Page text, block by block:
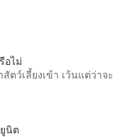
อไม่
ว์เลี้ยงเข้า เว้นแต่ว่าจะ
นิต